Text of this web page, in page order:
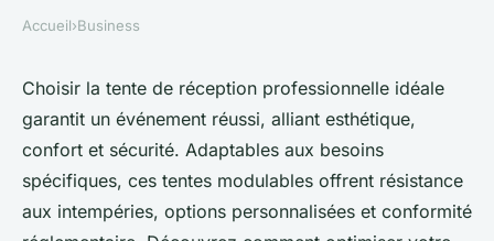
Tout savoir sur la tente de
réception professionnelle
idéale
Pierre•18 juin 2025 •4 min de lecture
Accueil›Business
Choisir la tente de réception professionnelle idéale
garantit un événement réussi, alliant esthétique,
confort et sécurité. Adaptables aux besoins
spécifiques, ces tentes modulables offrent résistance
aux intempéries, options personnalisées et conformité